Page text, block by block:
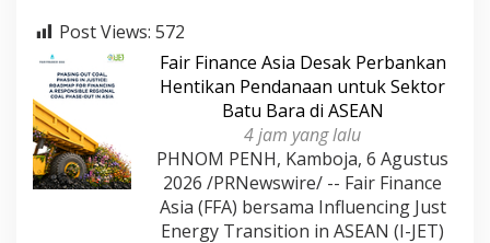
Post Views: 572
Fair Finance Asia Desak Perbankan
Hentikan Pendanaan untuk Sektor
Batu Bara di ASEAN
4 jam yang lalu
PHNOM PENH, Kamboja, 6 Agustus
2026 /PRNewswire/ -- Fair Finance
Asia (FFA) bersama Influencing Just
Energy Transition in ASEAN (I-JET)